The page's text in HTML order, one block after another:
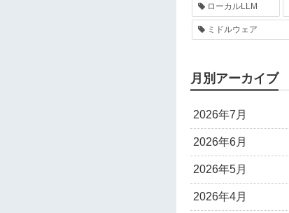
ローカルLLM
ミドルウェア
月別アーカイブ
2026年7月
2026年6月
2026年5月
2026年4月